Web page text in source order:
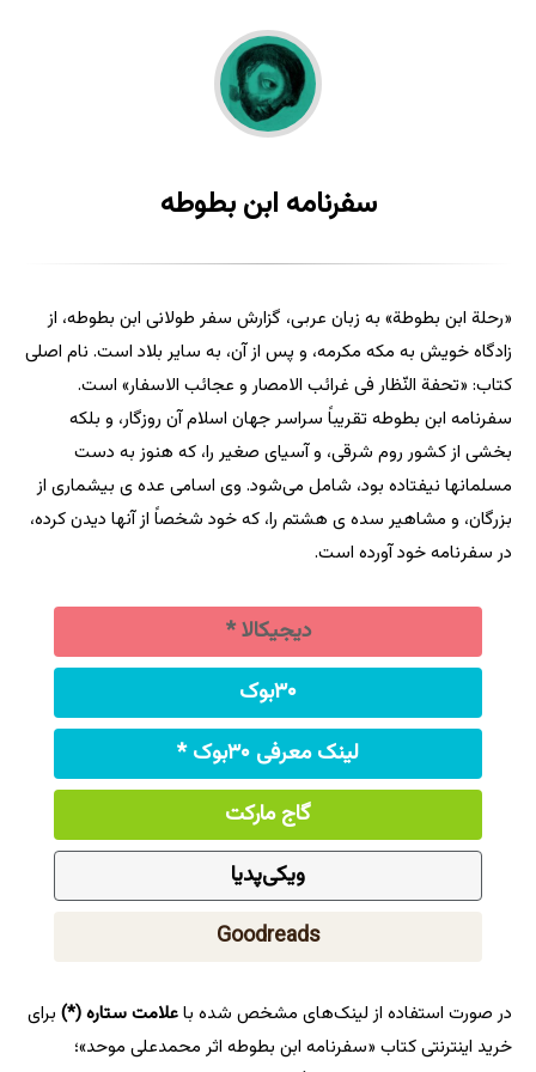
سفرنامه ابن بطوطه
«رحلة ابن بطوطة» به زبان عربى، گزارش سفر طولانى ابن بطوطه، از
زادگاه خویش به مكه مكرمه، و پس از آن، به سایر بلاد است‌. نام اصلى
كتاب: «تحفة النّظار فى غرائب الامصار و عجائب الاسفار» است.
سفرنامه ابن‌ بطوطه تقریباً سراسر جهان اسلام آن روزگار، و بلكه
بخشى از كشور روم شرقى، و آسیاى صغیر را، كه هنوز به دست
مسلمانها نیفتاده بود، شامل مى‌شود. وی اسامى عده ی بیشمارى از
بزرگان، و مشاهیر سده ی هشتم را، كه خود شخصاً از آنها دیدن كرده،
در سفر‌نامه خود آورده است.
دیجیکالا
۳۰بوک
لینک معرفی ۳۰بوک *
گاج مارکت
ویکی‌پدیا
Goodreads
در صورت استفاده از لینک‌های مشخص شده باعلامت ستاره (*) برای
خرید اینترنتی کتاب «سفرنامه ابن بطوطه اثر محمدعلی موحد»؛